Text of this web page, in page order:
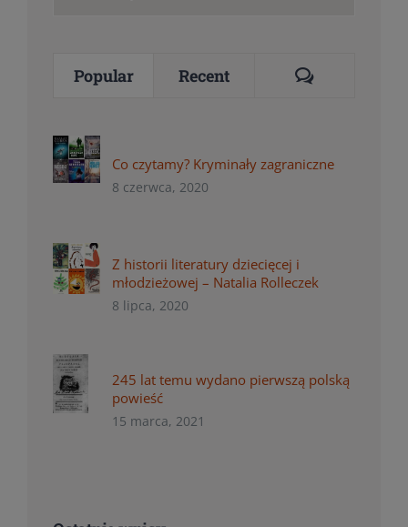
Popular Recent Comments
Co czytamy? Kryminały zagraniczne
8 czerwca, 2020
Z historii literatury dziecięcej i
młodzieżowej – Natalia Rolleczek
8 lipca, 2020
245 lat temu wydano pierwszą polską
powieść
15 marca, 2021